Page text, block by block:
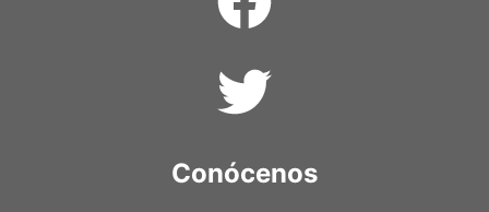
Conócenos